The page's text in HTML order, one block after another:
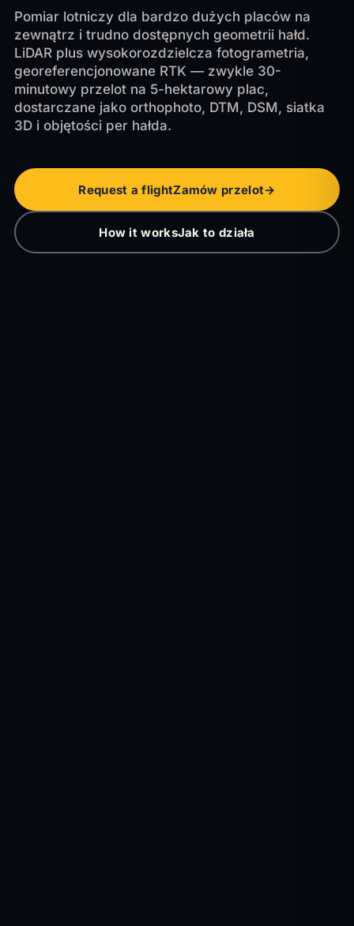
Pomiar lotniczy dla bardzo dużych placów na
zewnątrz i trudno dostępnych geometrii hałd.
LiDAR plus wysokorozdzielcza fotogrametria,
georeferencjonowane RTK — zwykle 30-
minutowy przelot na 5-hektarowy plac,
dostarczane jako orthophoto, DTM, DSM, siatka
3D i objętości per hałda.
Request a flightZamów przelot→
How it worksJak to działa